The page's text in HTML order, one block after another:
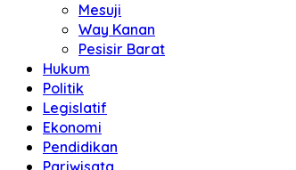
Mesuji
Way Kanan
Pesisir Barat
Hukum
Politik
Legislatif
Ekonomi
Pendidikan
Pariwisata